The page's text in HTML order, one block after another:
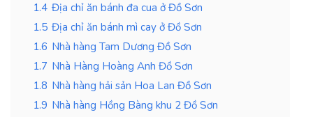
1.4 Địa chỉ ăn bánh đa cua ở Đồ Sơn
1.5 Địa chỉ ăn bánh mì cay ở Đồ Sơn
1.6 Nhà hàng Tam Dương Đồ Sơn
1.7 Nhà Hàng Hoàng Anh Đồ Sơn
1.8 Nhà hàng hải sản Hoa Lan Đồ Sơn
1.9 Nhà hàng Hồng Bàng khu 2 Đồ Sơn